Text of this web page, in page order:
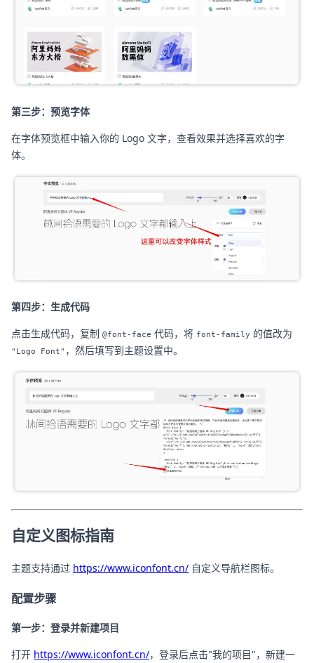
第三步：预览字体
在字体预览框中输入你的 Logo 文字，查看效果并选择喜欢的字
体。
第四步：生成代码
点击生成代码，复制 @font-face 代码，将 font-family 的值改为
"Logo Font" ，然后填写到主题设置中。
自定义图标指南
主题支持通过 https://www.iconfont.cn/ 自定义导航栏图标。
配置步骤
第一步：登录并新建项目
打开 https://www.iconfont.cn/，登录后点击"我的项目"，新建一